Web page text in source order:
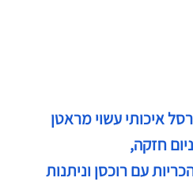
איכותי עשוי מראטן
חזקה,
עם רוכסן וניתנות